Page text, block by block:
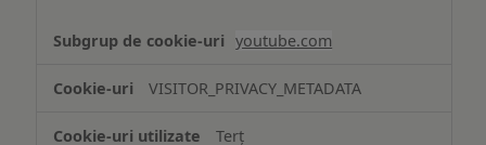
youtube.com
VISITOR_PRIVACY_METADATA
Terț